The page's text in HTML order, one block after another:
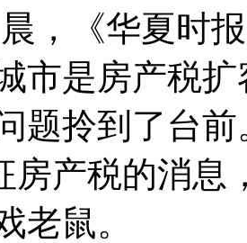
，《华夏时
市是房产税
题拎到了台前
房产税的消息
老鼠。